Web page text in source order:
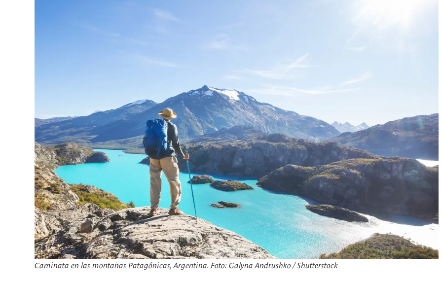
Caminata en las montañas Patagónicas, Argentina. Foto: Galyna Andrushko / Shutterstock